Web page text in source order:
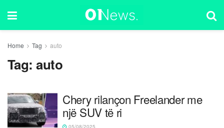
Home Tag auto
Tag:auto
Chery rilançon Freelander me
një SUV të ri
05/08/2025